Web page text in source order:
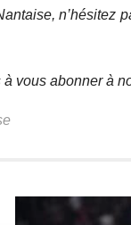
n’hésitez
vous abonner à